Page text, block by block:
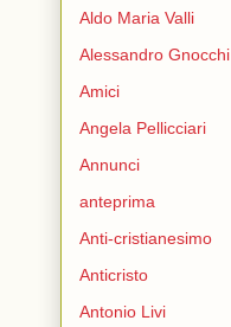
Aldo Maria Valli
Alessandro Gnocchi
Amici
Angela Pellicciari
Annunci
anteprima
Anti-cristianesimo
Anticristo
Antonio Livi